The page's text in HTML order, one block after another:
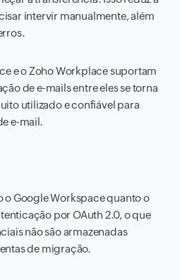
intervir manualmente, além
e o Zoho Workplace suportam
de e-mails entre eles se torna
utilizado e confiável para
e-mail.
o Google Workspace quanto o
por OAuth 2.0, o que
não são armazenadas
de migração.